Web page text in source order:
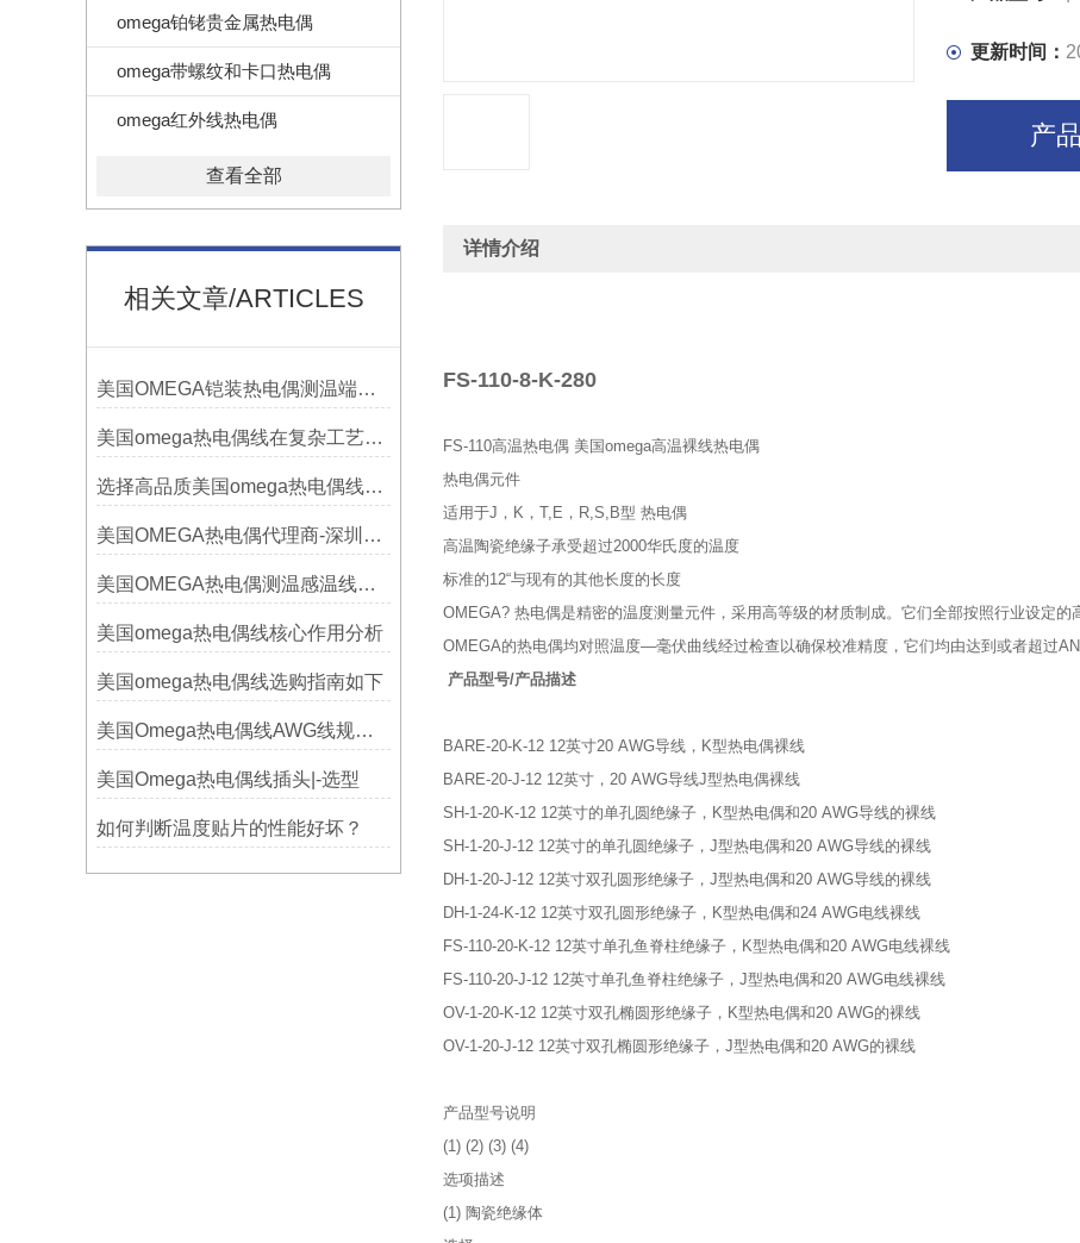
omega铂铑贵金属热电偶
omega带螺纹和卡口热电偶
omega红外线热电偶
查看全部
相关文章/ARTICLES
美国OMEGA铠装热电偶测温端的三种接合方式
美国omega热电偶线在复杂工艺中的角色
选择高品质美国omega热电偶线的要点？
美国OMEGA热电偶代理商-深圳鑫博恒业-热电偶测温感温线和插头插座连接器
美国OMEGA热电偶测温感温线和插头插座连接器真伪原装正品判断查验方法
美国omega热电偶线核心作用分析
美国omega热电偶线选购指南如下
美国Omega热电偶线AWG线规对照表
美国Omega热电偶线插头|-选型
如何判断温度贴片的性能好坏？
更新时间：
产
详情介绍
FS-110-8-K-280
FS-110高温热电偶 美国omega高温裸线热电偶
热电偶元件
适用于J，K，T,E，R,S,B型 热电偶
高温陶瓷绝缘子承受超过2000华氏度的温度
标准的12“与现有的其他长度的长度
OMEGA? 热电偶是精密的温度测量元件，采用高等级的材质制成。它们全部按照行业设定的
OMEGA的热电偶均对照温度—毫伏曲线经过检查以确保校准精度，它们均由达到或者超过
产品型号/产品描述
BARE-20-K-12 12英寸20 AWG导线，K型热电偶裸线
BARE-20-J-12 12英寸，20 AWG导线J型热电偶裸线
SH-1-20-K-12 12英寸的单孔圆绝缘子，K型热电偶和20 AWG导线的裸线
SH-1-20-J-12 12英寸的单孔圆绝缘子，J型热电偶和20 AWG导线的裸线
DH-1-20-J-12 12英寸双孔圆形绝缘子，J型热电偶和20 AWG导线的裸线
DH-1-24-K-12 12英寸双孔圆形绝缘子，K型热电偶和24 AWG电线裸线
FS-110-20-K-12 12英寸单孔鱼脊柱绝缘子，K型热电偶和20 AWG电线裸线
FS-110-20-J-12 12英寸单孔鱼脊柱绝缘子，J型热电偶和20 AWG电线裸线
OV-1-20-K-12 12英寸双孔椭圆形绝缘子，K型热电偶和20 AWG的裸线
OV-1-20-J-12 12英寸双孔椭圆形绝缘子，J型热电偶和20 AWG的裸线
产品型号说明
(1) (2) (3) (4)
选项描述
(1) 陶瓷绝缘体